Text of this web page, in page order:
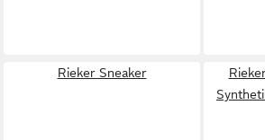
Rieker Sneaker